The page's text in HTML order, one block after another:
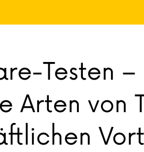
Testen
Arten von